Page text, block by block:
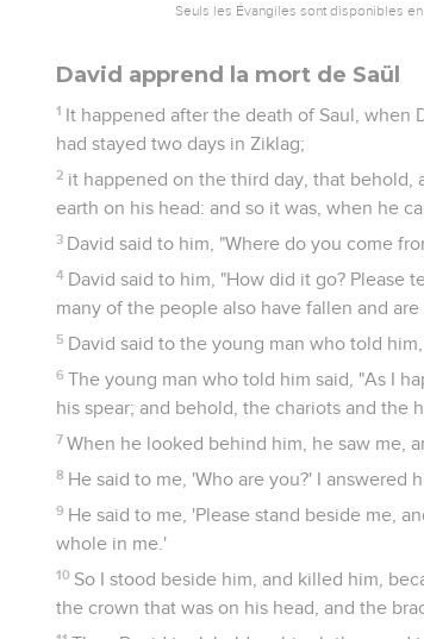
Seuls les Évangiles sont disponibles
David apprend la mort de Saül
1 It happened after the death of Saul, when
had stayed two days in Ziklag;
2 it happened on the third day, that behold,
earth on his head: and so it was, when he
3 David said to him, "Where do you come
4 David said to him, "How did it go? Please
many of the people also have fallen and
5 David said to the young man who told
6 The young man who told him said, "As I
his spear; and behold, the chariots and the
7 When he looked behind him, he saw me,
8 He said to me, 'Who are you?' I answered
9 He said to me, 'Please stand beside me,
whole in me.'
10 So I stood beside him, and killed him,
the crown that was on his head, and the